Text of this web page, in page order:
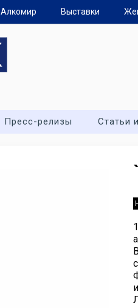
Алкомир Выставки
Пресс-релизы Статьи